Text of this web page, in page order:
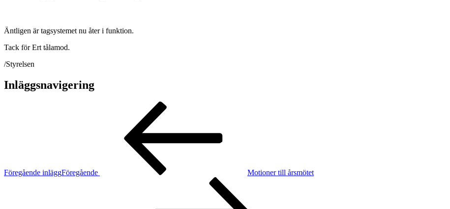
Äntligen är tagsystemet nu åter i funktion.
Tack för Ert tålamod.
/Styrelsen
Inläggsnavigering
Föregående inläggFöregående Motioner till årsmötet